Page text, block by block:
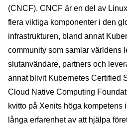
(CNCF). CNCF är en del av
flera viktiga komponenter i den
infrastrukturen, bland annat
community som samlar världens
slutanvändare, partners och
annat blivit Kubernetes Certified
Cloud Native Computing
kvitto på Xenits höga kompetens
långa erfarenhet av att hjälpa